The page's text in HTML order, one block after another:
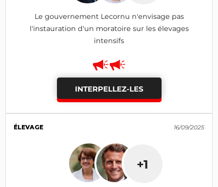
Le gouvernement Lecornu n'envisage pas
l'instauration d'un moratoire sur les élevages
intensifs
INTERPELLEZ-LES
ÉLEVAGE 16/09/2025
+1